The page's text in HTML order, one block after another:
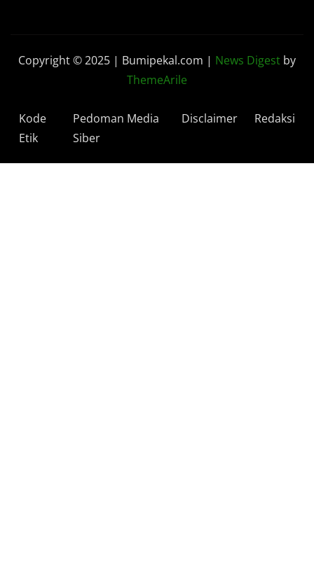
Copyright © 2025 | Bumipekal.com | News Digest by
ThemeArile
Kode
Etik
Pedoman Media
Siber
Disclaimer Redaksi